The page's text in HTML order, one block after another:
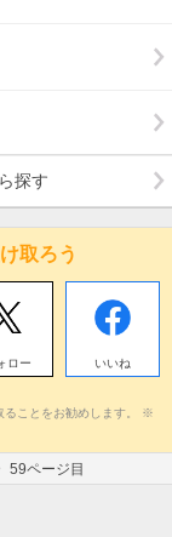
探す
取ろう
ロー いいね
ることをお勧めします。 ※
59ページ目